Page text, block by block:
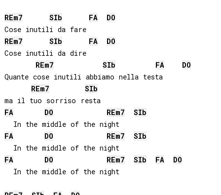
REm7 SIb FA
DO
Cose inutili da fare
REm7 SIb FA
DO
Cose inutili da dire
REm7 SIb FA
DO
Quante cose inutili abbiamo nella testa
REm7
SIb
ma il tuo sorriso resta
FA
DO REm7
SIb
  In the middle of the night
FA
DO REm7
SIb
  In the middle of the night
FA
DO REm7 SIb FA
DO
  In the middle of the night